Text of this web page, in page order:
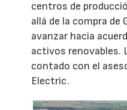
centros de
allá de la compra de
avanzar hacia
activos renovables.
contado con el
Electric.